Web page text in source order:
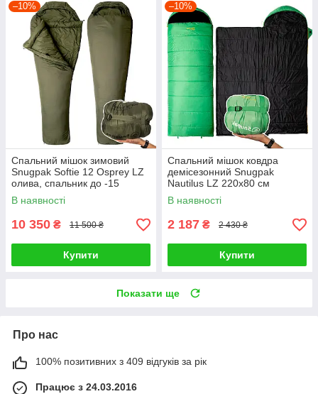
–10%
Спальний мішок зимовий
Snugpak Softie 12 Osprey LZ
олива, спальник до -15
В наявності
10 350 ₴ 11 500 ₴
Купити
–10%
Спальний мішок ковдра
демісезонний Snugpak
Nautilus LZ 220х80 см
зелений
В наявності
2 187 ₴ 2 430 ₴
Купити
Показати ще
Про нас
100% позитивних з 409 відгуків за рік
Працює з 24.03.2016